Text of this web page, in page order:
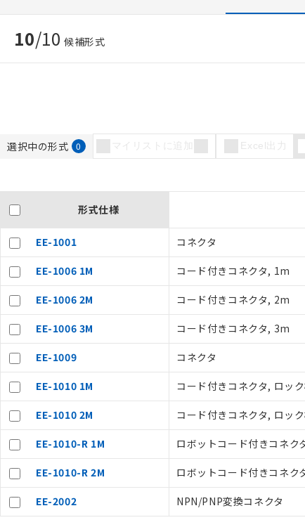
10/10 候補形式
選択中の形式 0 マイリストに追加 Excel出力
形式仕様
EE-1001 コネクタ
EE-1006 1M コード付きコネクタ, 1m
EE-1006 2M コード付きコネクタ, 2m
EE-1006 3M コード付きコネクタ, 3m
EE-1009 コネクタ
EE-1010 1M コード付きコネクタ, ロッ
EE-1010 2M コード付きコネクタ, ロッ
EE-1010-R 1M ロボットコード付きコネク
EE-1010-R 2M ロボットコード付きコネク
EE-2002 NPN/PNP変換コネクタ
記
説明
○ 一定
－
在庫
機器
ご利用条
以下の条件をお
本サービ
くものです
当社制御
在庫状況
のであり
い。
正式な納
当社販売
オムロン
在庫状況
す。